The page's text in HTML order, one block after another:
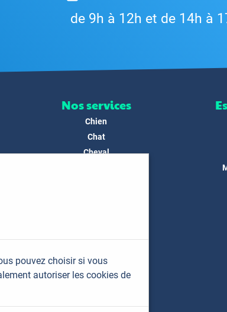
de 9h à 12h et de 14h à
Nos services
Chien
Chat
Cheval
FAQ
Contact
pouvez choisir si vous
autoriser les cookies de